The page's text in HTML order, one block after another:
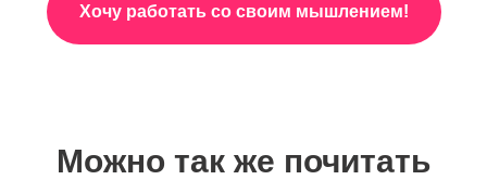
Хочу работать со своим мышлением!
Можно так же почитать